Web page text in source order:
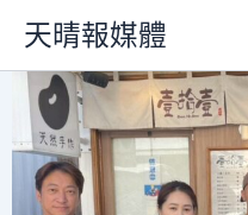
主
容
天晴報媒體